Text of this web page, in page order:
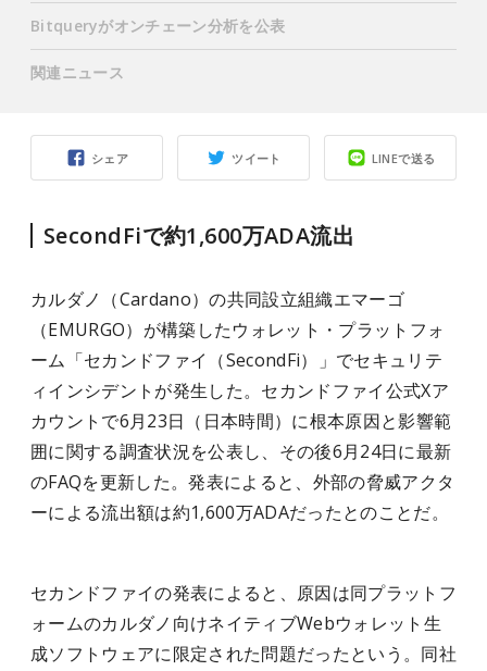
シェア ツイート LINEで送る
SecondFiで約1,600万ADA流出
カルダノ（Cardano）の共同設立組織エマーゴ
（EMURGO）が構築したウォレット・プラットフォ
ーム「セカンドファイ（SecondFi）」でセキュリテ
ィインシデントが発生した。セカンドファイ公式Xア
カウントで6月23日（日本時間）に根本原因と影響範
囲に関する調査状況を公表し、その後6月24日に最新
のFAQを更新した。発表によると、外部の脅威アクタ
ーによる流出額は約1,600万ADAだったとのことだ。
セカンドファイの発表によると、原因は同プラットフ
ォームのカルダノ向けネイティブWebウォレット生
成ソフトウェアに限定された問題だったという。同社
Bitqueryがオンチェーン分析を公表
関連ニュース